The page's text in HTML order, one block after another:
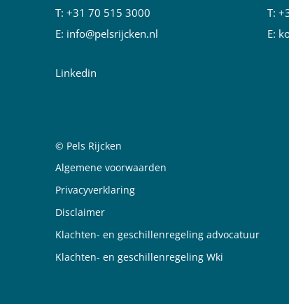
T:+31 70 515 3000
E: info@pelsrijcken.nl
Linkedin
T:
E:
Juridische informatie
© Pels Rijcken
Algemene voorwaarden
Privacyverklaring
Disclaimer
Klachten- en geschillenregeling advocatuur
Klachten- en geschillenregeling Wki